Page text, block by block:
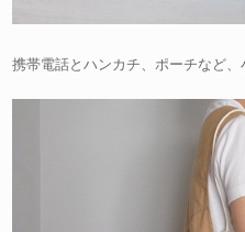
携帯電話とハンカチ、ポーチなど、